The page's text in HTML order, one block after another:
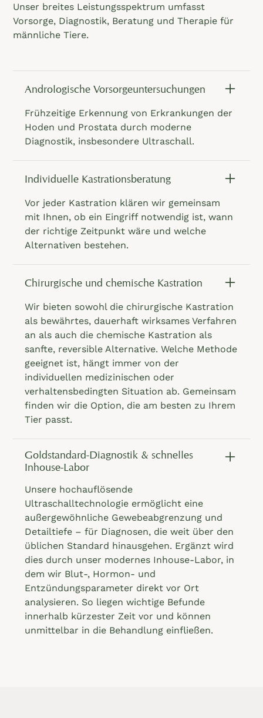
Unser breites Leistungsspektrum umfasst
Vorsorge, Diagnostik, Beratung und Therapie für
männliche Tiere.
Andrologische Vorsorgeuntersuchungen
Frühzeitige Erkennung von Erkrankungen der
Hoden und Prostata durch moderne
Diagnostik, insbesondere Ultraschall.
Individuelle Kastrationsberatung
Vor jeder Kastration klären wir gemeinsam
mit Ihnen, ob ein Eingriff notwendig ist, wann
der richtige Zeitpunkt wäre und welche
Alternativen bestehen.
Chirurgische und chemische Kastration
Wir bieten sowohl die chirurgische Kastration
als bewährtes, dauerhaft wirksames Verfahren
an als auch die chemische Kastration als
sanfte, reversible Alternative. Welche Methode
geeignet ist, hängt immer von der
individuellen medizinischen oder
verhaltensbedingten Situation ab. Gemeinsam
finden wir die Option, die am besten zu Ihrem
Tier passt.
Goldstandard-Diagnostik & schnelles
Inhouse-Labor
Unsere hochauflösende
Ultraschalltechnologie ermöglicht eine
außergewöhnliche Gewebeabgrenzung und
Detailtiefe – für Diagnosen, die weit über den
üblichen Standard hinausgehen. Ergänzt wird
dies durch unser modernes Inhouse-Labor, in
dem wir Blut-, Hormon- und
Entzündungsparameter direkt vor Ort
analysieren. So liegen wichtige Befunde
innerhalb kürzester Zeit vor und können
unmittelbar in die Behandlung einfließen.